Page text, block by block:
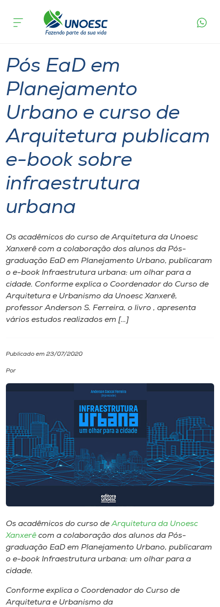
Cursos
Pesquisa
Atendimento ao Estudante
Portal de Ensino
Unoesc
Internacionalização
I.nova
Diplomados
Cultura
Biblioteca
Editora
Rádio
Museu
Unoesc
Store
Selecione
acontece
infraestrutura urbana
Pós EaD em
Planejamento
Urbano e curso de
Arquitetura publicam
e-book sobre
infraestrutura
urbana
Os acadêmicos do curso de Arquitetura da Unoesc
Xanxerê com a colaboração dos alunos da Pós-
graduação EaD em Planejamento Urbano, publicaram
o e-book Infraestrutura urbana: um olhar para a
cidade. Conforme explica o Coordenador do Curso de
Arquitetura e Urbanismo da Unoesc Xanxerê,
professor Anderson S. Ferreira, o livro , apresenta
vários estudos realizados em […]
Publicado em 23/07/2020
Por
Os acadêmicos do curso deArquitetura da Unoesc
Xanxerê com a colaboração dos alunos da Pós-
graduação EaD em Planejamento Urbano, publicaram
o e-book Infraestrutura urbana: um olhar para a
cidade.
Conforme explica o Coordenador do Curso de
Arquitetura e Urbanismo da